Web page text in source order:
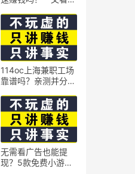
114oc上海兼职工场
靠谱吗？亲测并分享
无需看广告也能提
现？5款免费小游戏